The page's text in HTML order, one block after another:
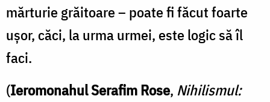
mărturie gră­itoare – poate fi făcut foarte
ușor, căci, la urma urmei, este logic să îl
faci.
(Ieromonahul Serafim Rose, Nihilismul: